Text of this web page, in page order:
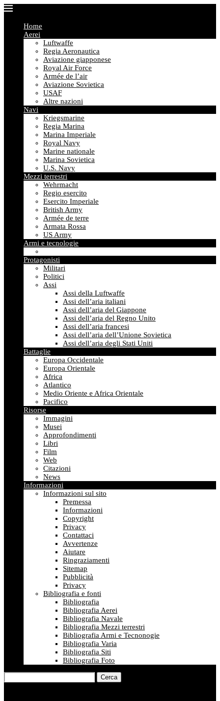
Home
Aerei
Luftwaffe
Regia Aeronautica
Aviazione giapponese
Royal Air Force
Armée de l’air
Aviazione Sovietica
USAF
Altre nazioni
Navi
Kriegsmarine
Regia Marina
Marina Imperiale
Royal Navy
Marine nationale
Marina Sovietica
U.S. Navy
Mezzi terrestri
Wehrmacht
Regio esercito
Esercito Imperiale
British Army
Armée de terre
Armata Rossa
US Army
Armi e tecnologie
Protagonisti
Militari
Politici
Assi
Assi della Luftwaffe
Assi dell’aria italiani
Assi dell’aria del Giappone
Assi dell’aria del Regno Unito
Assi dell’aria francesi
Assi dell’aria dell’Unione Sovietica
Assi dell’aria degli Stati Uniti
Battaglie
Europa Occidentale
Europa Orientale
Africa
Atlantico
Medio Oriente e Africa Orientale
Pacifico
Risorse
Immagini
Musei
Approfondimenti
Libri
Film
Web
Citazioni
News
Informazioni
Informazioni sul sito
Premessa
Informazioni
Copyright
Privacy
Contattaci
Avvertenze
Aiutare
Ringraziamenti
Sitemap
Pubblicità
Privacy
Bibliografia e fonti
Bibliografia
Bibliografia Aerei
Bibliografia Navale
Bibliografia Mezzi terrestri
Bibliografia Armi e Tecnonogie
Bibliografia Varia
Bibliografia Siti
Bibliografia Foto
Cerca